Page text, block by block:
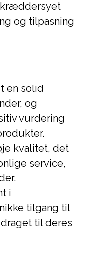
og tilpasning
en solid
og
vurdering
kvalitet, det
service,
i
tilgang til
til deres